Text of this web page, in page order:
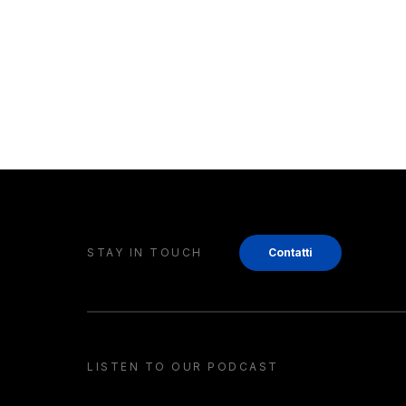
STAY IN TOUCH Contatti
LISTEN TO OUR PODCAST